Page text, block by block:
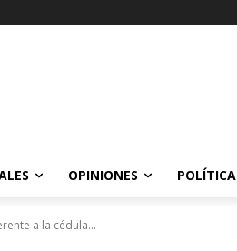
OPINIONES POLÍTICA
a la cédula...